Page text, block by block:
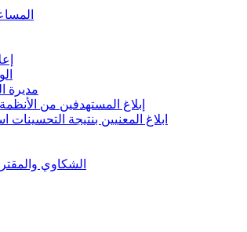
مديرة
إبلاغ المستهدفين من
ابلاغ المعنيين بنتيجة التحسينات
الشكاوي